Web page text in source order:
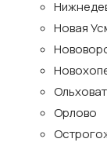
Новая
Орлово